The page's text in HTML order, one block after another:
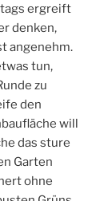
ergreift
denken,
angenehm.
tun,
zu
den
will
das sture
Garten
ohne